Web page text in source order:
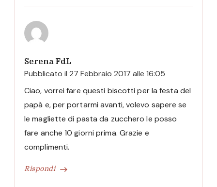
Serena FdL
Pubblicato il 27 Febbraio 2017 alle 16:05
Rispondi
Ciao, vorrei fare questi biscotti per la festa del
papà e, per portarmi avanti, volevo sapere se
le magliette di pasta da zucchero le posso
fare anche 10 giorni prima. Grazie e
complimenti.